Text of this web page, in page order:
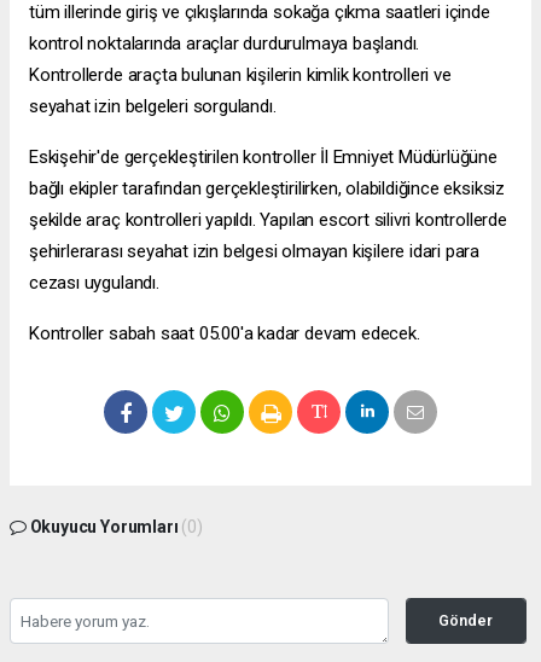
tüm illerinde giriş ve çıkışlarında sokağa çıkma saatleri içinde
kontrol noktalarında araçlar durdurulmaya başlandı.
Kontrollerde araçta bulunan kişilerin kimlik kontrolleri ve
seyahat izin belgeleri sorgulandı.
Eskişehir'de gerçekleştirilen kontroller İl Emniyet Müdürlüğüne
bağlı ekipler tarafından gerçekleştirilirken, olabildiğince eksiksiz
şekilde araç kontrolleri yapıldı. Yapılan escort silivri kontrollerde
şehirlerarası seyahat izin belgesi olmayan kişilere idari para
cezası uygulandı.
Kontroller sabah saat 05.00'a kadar devam edecek.
Okuyucu Yorumları (0)
Gönder